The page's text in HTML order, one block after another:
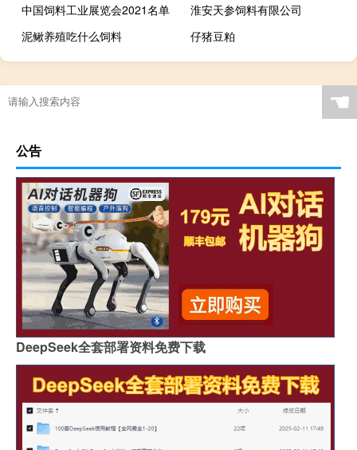
中国饲料工业展览会2021名单
淮安天参饲料有限公司
泥鳅养殖吃什么饲料
仔猪豆粕
☚
公告
DeepSeek全套部署资料免费下载